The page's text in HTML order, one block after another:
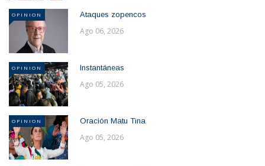
OPINION Ataques zopencos
Ago 06, 2026
OPINION Instantáneas
Ago 05, 2026
OPINION Oración Matu Tina
Ago 05, 2026